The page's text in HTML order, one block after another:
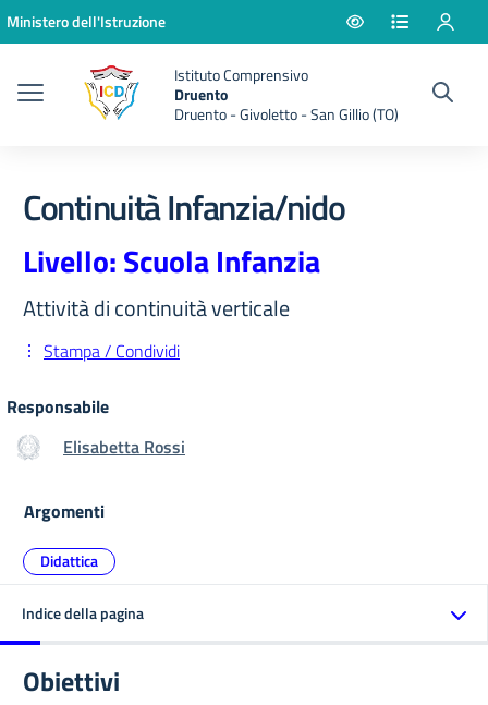
Vai ai contenuti
Vai al menu di navigazione
Vai al footer
Ministero dell'Istruzione
Istituto Comprensivo
Druento
Druento - Givoletto - San Gillio (TO)
Continuità Infanzia/nido
Livello: Scuola Infanzia
Attività di continuità verticale
Stampa / Condividi
Responsabile
Elisabetta Rossi
Argomenti
Didattica
Indice della pagina
Obiettivi